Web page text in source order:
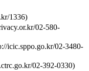
1336)
02-580-
icic.sppo.go.kr/02-3480-
02-392-0330)